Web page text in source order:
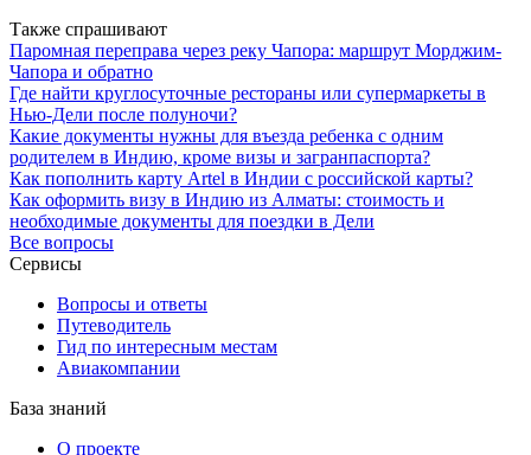
Также спрашивают
Паромная переправа через реку Чапора: маршрут Морджим-
Чапора и обратно
Где найти круглосуточные рестораны или супермаркеты в
Нью-Дели после полуночи?
Какие документы нужны для въезда ребенка с одним
родителем в Индию, кроме визы и загранпаспорта?
Как пополнить карту Artel в Индии с российской карты?
Как оформить визу в Индию из Алматы: стоимость и
необходимые документы для поездки в Дели
Все вопросы
Сервисы
Вопросы и ответы
Путеводитель
Гид по интересным местам
Авиакомпании
База знаний
О проекте